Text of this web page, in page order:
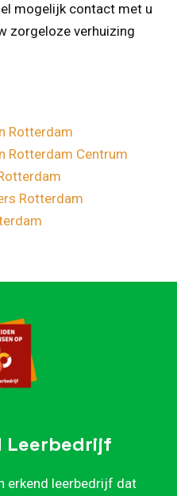
mogelijk contact met u
zorgeloze verhuizing
Rotterdam
Rotterdam Centrum
Rotterdam
Leerbedrijf
erkend leerbedrijf dat